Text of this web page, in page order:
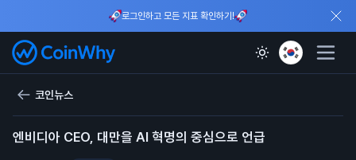
로그인하고 모든 지표 확인하기!
코인뉴스
엔비디아 CEO, 대만을 AI 혁명의 중심으로 언급